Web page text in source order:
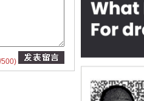
500)